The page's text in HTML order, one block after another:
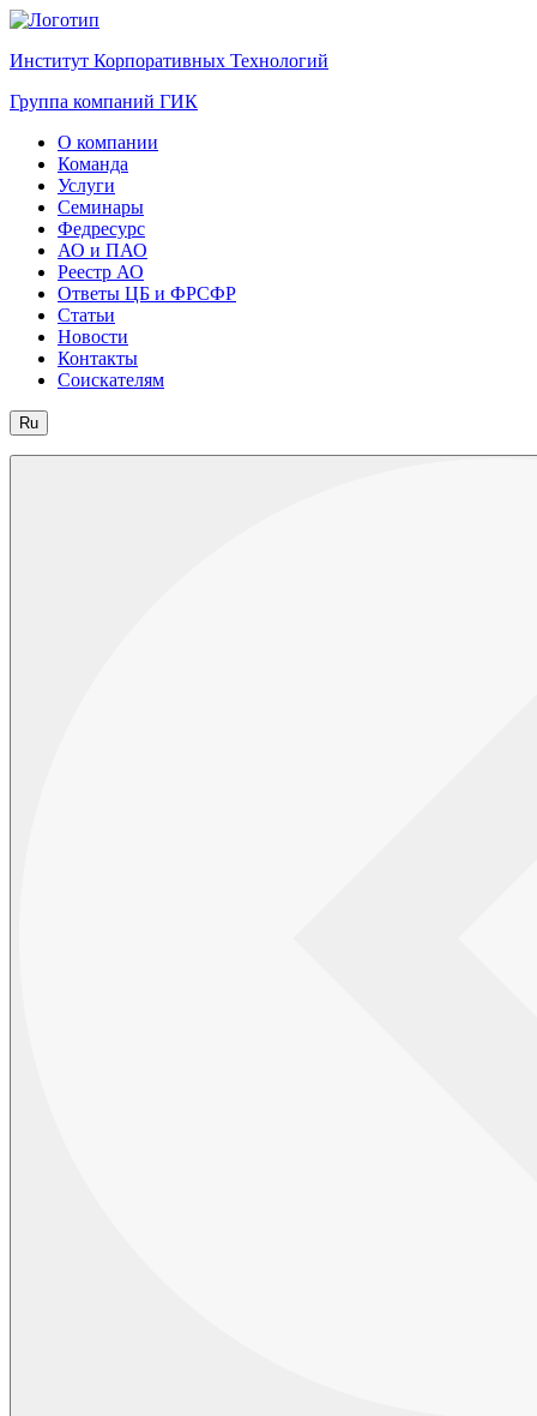
Институт Корпоративных Технологий
Группа компаний ГИК
О компании
Команда
Услуги
Семинары
Федресурс
АО и ПАО
Реестр АО
Ответы ЦБ и ФРСФР
Статьи
Новости
Контакты
Соискателям
Ru